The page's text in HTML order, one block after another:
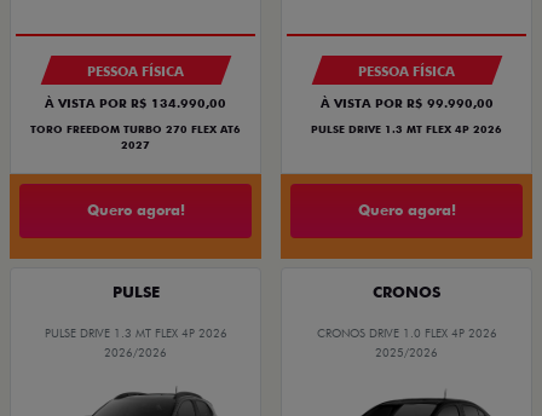
PESSOA FÍSICA
À VISTA POR R$ 134.990,00
TORO FREEDOM TURBO 270 FLEX AT6
2027
Quero agora!
PESSOA FÍSICA
À VISTA POR R$ 99.990,00
PULSE DRIVE 1.3 MT FLEX 4P 2026
Quero agora!
PULSE
PULSE DRIVE 1.3 MT FLEX 4P 2026
2026/2026
CRONOS
CRONOS DRIVE 1.0 FLEX 4P 2026
2025/2026